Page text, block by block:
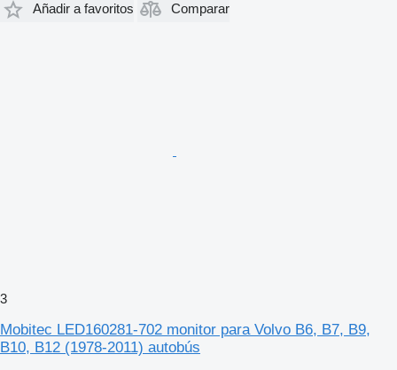
Añadir a favoritos
Comparar
3
Mobitec LED160281-702 monitor para Volvo B6, B7, B9,
B10, B12 (1978-2011) autobús